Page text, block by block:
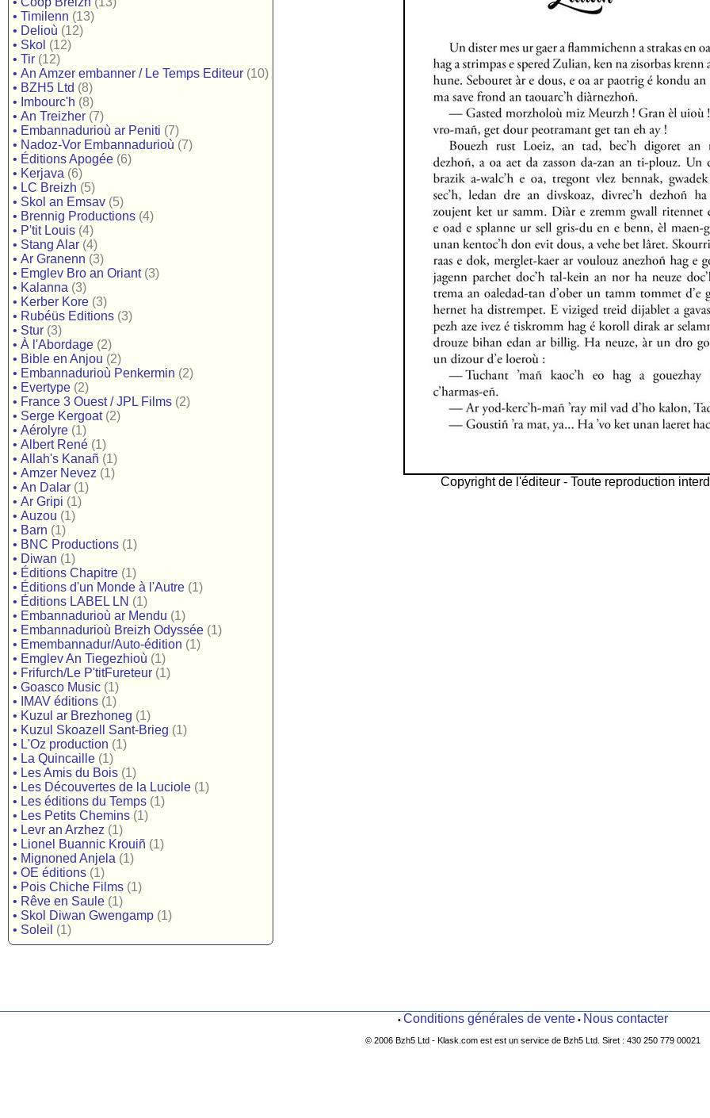
• Timilenn (13)
• Delioù (12)
• Skol (12)
• Tir (12)
• An Amzer embanner / Le Temps Editeur (10)
• BZH5 Ltd (8)
• Imbourc'h (8)
• An Treizher (7)
• Embannadurioù ar Peniti (7)
• Nadoz-Vor Embannadurioù (7)
• Éditions Apogée (6)
• Kerjava (6)
• LC Breizh (5)
• Skol an Emsav (5)
• Brennig Productions (4)
• P'tit Louis (4)
• Stang Alar (4)
• Ar Granenn (3)
• Emglev Bro an Oriant (3)
• Kalanna (3)
• Kerber Kore (3)
• Rubéüs Editions (3)
• Stur (3)
• À l'Abordage (2)
• Bible en Anjou (2)
• Embannadurioù Penkermin (2)
• Evertype (2)
• France 3 Ouest / JPL Films (2)
• Serge Kergoat (2)
• Aérolyre (1)
• Albert René (1)
• Allah's Kanañ (1)
• Amzer Nevez (1)
• An Dalar (1)
• Ar Gripi (1)
• Auzou (1)
• Barn (1)
• BNC Productions (1)
• Diwan (1)
• Éditions Chapitre (1)
• Éditions d'un Monde à l'Autre (1)
• Éditions LABEL LN (1)
• Embannadurioù ar Mendu (1)
• Embannadurioù Breizh Odyssée (1)
• Emembannadur/Auto-édition (1)
• Emglev An Tiegezhioù (1)
• Frifurch/Le P'titFureteur (1)
• Goasco Music (1)
•
IMAV éditions (1)
• Kuzul ar Brezhoneg (1)
• Kuzul Skoazell Sant-Brieg (1)
• L'Oz production (1)
• La Quincaille (1)
• Les Amis du Bois (1)
• Les Découvertes de la Luciole (1)
• Les éditions du Temps (1)
• Les Petits Chemins (1)
• Levr an Arzhez (1)
• Lionel Buannic Krouiñ (1)
• Mignoned Anjela (1)
• OE éditions (1)
• Pois Chiche Films (1)
• Rêve en Saule (1)
• Skol Diwan Gwengamp (1)
• Soleil (1)
Copyright de l'éditeur - Toute reproduction
• Conditions générales de vente• Nous contacter
© 2006 Bzh5 Ltd - Klask.com est est un service de Bzh5 Ltd. Siret : 430 250 779 00021